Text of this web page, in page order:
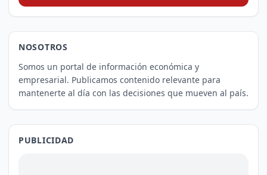
NOSOTROS
Somos un portal de información económica y
empresarial. Publicamos contenido relevante para
mantenerte al día con las decisiones que mueven al país.
PUBLICIDAD